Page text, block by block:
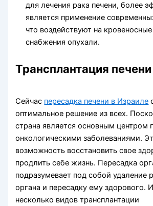
для лечения рака печени, более
является применение
что воздействуют на
снабжения опухали.
Трансплантация печени
Сейчас пересадка печени в Израиле
оптимальное решение из всех.
страна является основным центром
онкологическими заболеваниями.
возможность восстановить свое
продлить себе жизнь. Пересадка
подразумевает под собой удаление
органа и пересадку ему здорового.
несколько видов трансплантации